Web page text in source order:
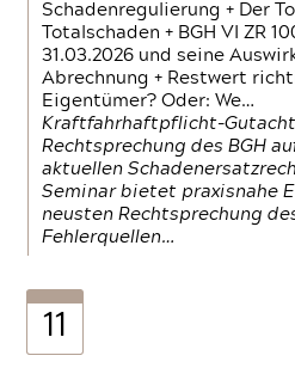
Schadenregulierung + Der
Totalschaden + BGH VI ZR
31.03.2026 und seine
Abrechnung + Restwert
Eigentümer? Oder: We…
Kraftfahrhaftpflicht-
Rechtsprechung des BGH
aktuellen
Seminar bietet praxisnahe
neusten Rechtsprechung
Fehlerquellen…
11